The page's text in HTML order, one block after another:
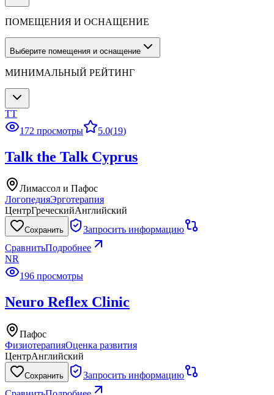
ПОМЕЩЕНИЯ И ОСНАЩЕНИЕ
Выберите помещения и оснащение
МИНИМАЛЬНЫЙ РЕЙТИНГ
TT
172 просмотры
5.0(19)
Talk the Talk Cyprus
Лимассол и Пафос
ЛогопедияЭрготерапия
ЦентрГреческийАнглийский
Сохранить
Запросить информацию
СравнитьПодробнее
NR
196 просмотры
Neuro Reflex Clinic
Пафос
ФизиотерапияОценка развития
ЦентрАнглийский
Сохранить
Запросить информацию